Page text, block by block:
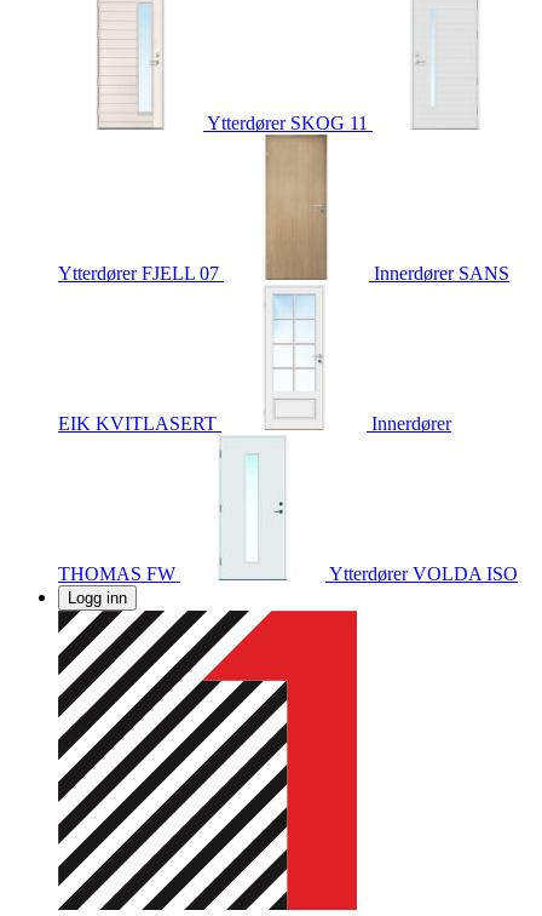
Ytterdører SKOG 11
YtterdørerFJELL 07 Innerdører SANS
EIK KVITLASERT Innerdører
THOMAS FW YtterdørerVOLDA ISO
Logg inn